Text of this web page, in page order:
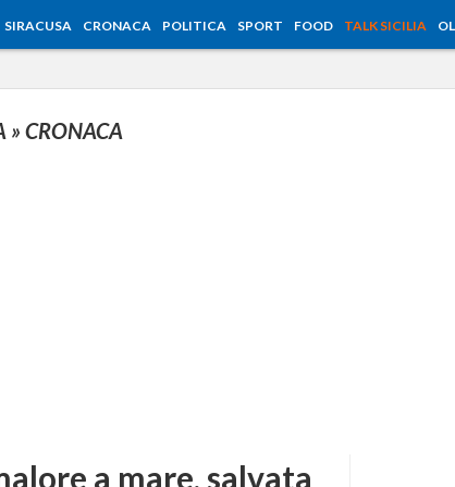
SIRACUSA CRONACA POLITICA SPORT FOOD TALK SICILIA
» CRONACA
a mare, salvata